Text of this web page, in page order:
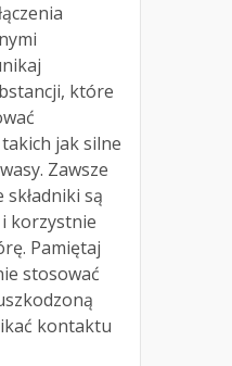
które
jak silne
Zawsze
składniki są
korzystnie
Pamiętaj
stosować
kontaktu